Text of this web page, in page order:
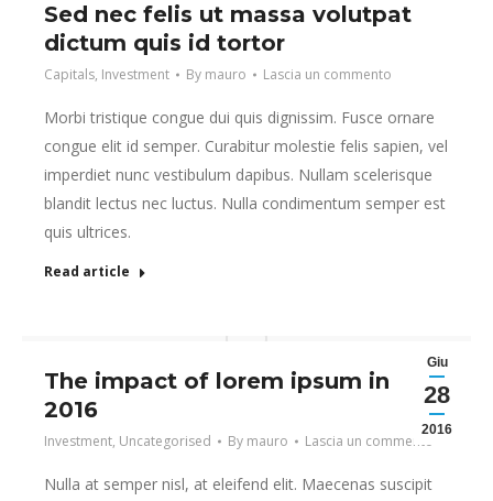
Sed nec felis ut massa volutpat
dictum quis id tortor
Capitals, Investment By mauro Lascia un commento
Morbi tristique congue dui quis dignissim. Fusce ornare
congue elit id semper. Curabitur molestie felis sapien, vel
imperdiet nunc vestibulum dapibus. Nullam scelerisque
blandit lectus nec luctus. Nulla condimentum semper est
quis ultrices.
Read article
Giu
28
2016
The impact of lorem ipsum in
2016
Investment, Uncategorised By mauro Lascia un commento
Nulla at semper nisl, at eleifend elit. Maecenas suscipit